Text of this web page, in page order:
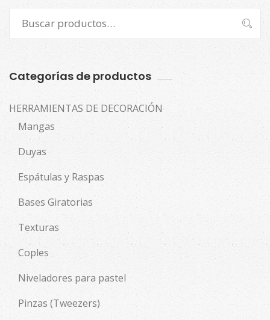
por:
Buscar
Categorías de productos
HERRAMIENTAS DE DECORACIÓN
Mangas
Duyas
Espátulas y Raspas
Bases Giratorias
Texturas
Coples
Niveladores para pastel
Pinzas (Tweezers)